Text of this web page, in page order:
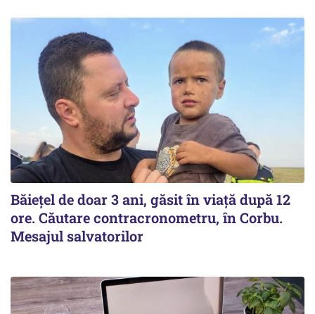
Băiețel de doar 3 ani, găsit în viață după 12
ore. Căutare contracronometru, în Corbu.
Mesajul salvatorilor